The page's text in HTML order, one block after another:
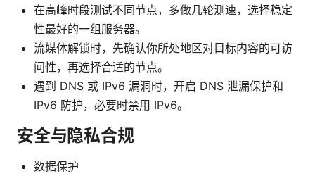
在高峰时段测试不同节点，多做几轮测速，选择稳定
性最好的一组服务器。
流媒体解锁时，先确认你所处地区对目标内容的可访
问性，再选择合适的节点。
遇到 DNS 或 IPv6 漏洞时，开启 DNS 泄漏保护和
IPv6 防护，必要时禁用 IPv6。
安全与隐私合规
数据保护